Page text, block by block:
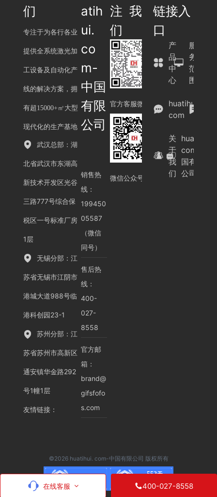
400-027-8558
在线客服
们
专注于为各行各业
提供全系统激光加
工设备及自动化产
线的解决方案，拥
有超15000+㎡大型
现代化的生产基地
武汉总部：湖
北省武汉市东湖高
新技术开发区光谷
三路777号综合保
税区一号标准厂房
1层
无锡分部：江
苏省无锡市江阴市
港城大道988号临
港科创园23-1
苏州分部：江
苏省苏州市高新区
通安镇华金路292
号1幢1层
友情链接：
atih
ui.
co
m-
中国
有限
公司
销售热
线：
199450
05587
（微信
同号）
售后热
线：
400-
027-
8558
官方邮
箱：
brand@
gifsfofo
s.com
注我
们
官方客服微信
微信公众号
链接入
口
产
品
中
心
服
务
范
围
huatihui.
com
关
于
我
们
huatihui.
com-中
国有限
公司
©2026 huatihui. com-中国有限公司 版权所有
552天